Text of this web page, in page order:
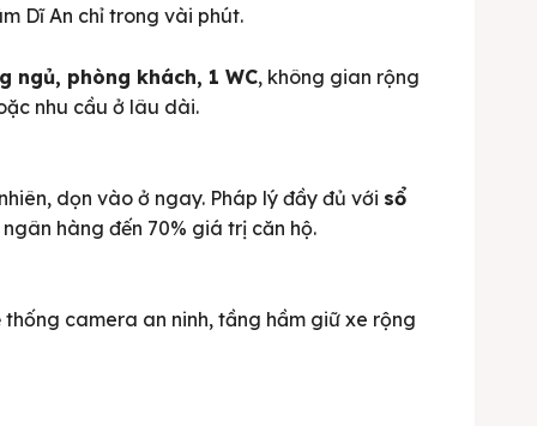
Dĩ An chỉ trong vài phút.
ngủ, phòng khách, 1 WC, không gian rộng
nhu cầu ở lâu dài.
dọn vào ở ngay. Pháp lý đầy đủ với sổ
hàng đến 70% giá trị căn hộ.
camera an ninh, tầng hầm giữ xe rộng